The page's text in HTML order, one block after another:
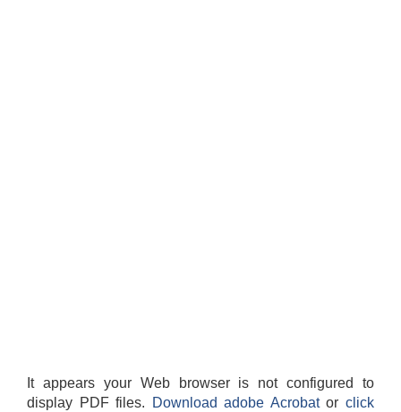
It appears your Web browser is not configured to
display PDF files.
Download adobe Acrobatorclick